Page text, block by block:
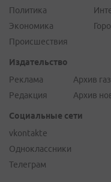
Политика
Экономика
Происшествия
Издательство
Реклама
Редакция
Архив
Архив
Социальные сети
vkontakte
Одноклассники
Телеграм